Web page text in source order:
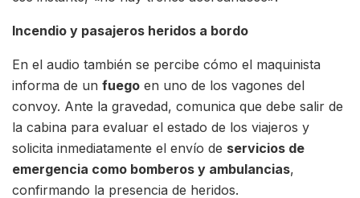
Incendio y pasajeros heridos a bordo
En el audio también se percibe cómo el maquinista
informa de un fuego en uno de los vagones del
convoy. Ante la gravedad, comunica que debe salir de
la cabina para evaluar el estado de los viajeros y
solicita inmediatamente el envío de servicios de
emergencia como bomberos y ambulancias,
confirmando la presencia de heridos.